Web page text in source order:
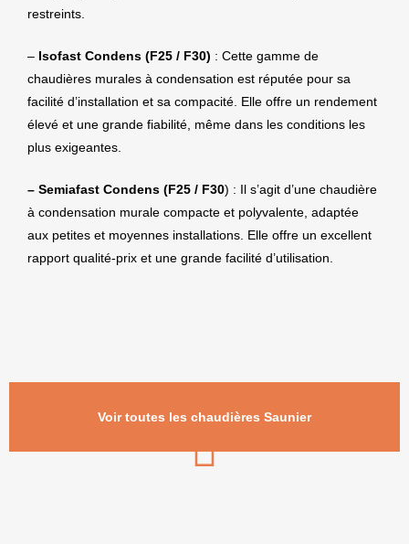
restreints.
– Isofast Condens (F25 / F30) : Cette gamme de
chaudières murales à condensation est réputée pour sa
facilité d’installation et sa compacité. Elle offre un rendement
élevé et une grande fiabilité, même dans les conditions les
plus exigeantes.
– Semiafast Condens (F25 / F30) : Il s’agit d’une chaudière
à condensation murale compacte et polyvalente, adaptée
aux petites et moyennes installations. Elle offre un excellent
rapport qualité-prix et une grande facilité d’utilisation.
Voir toutes les chaudières Saunier